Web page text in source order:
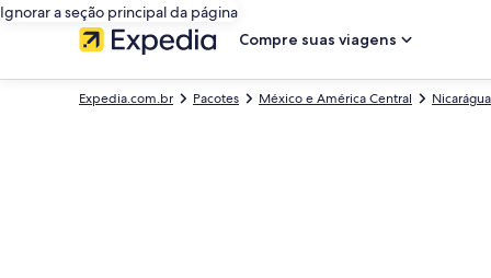
Ignorar a seção principal da página
Compre suas viagens
Nicarágua
México e América Central
Pacotes
Expedia.com.br